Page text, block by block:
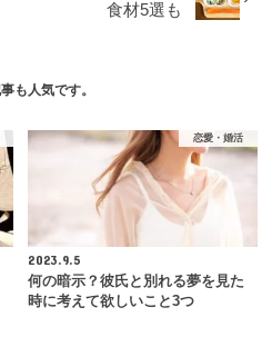
食材5選も
も人気です。
恋愛・婚活
2023.9.5
何の暗示？彼氏と別れる夢を見た
時に考えて欲しいこと3つ